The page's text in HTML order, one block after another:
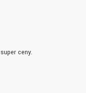
ceny.